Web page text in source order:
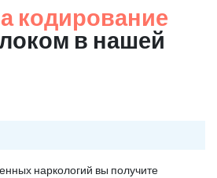
кодирование
в нашей
наркологий вы получите